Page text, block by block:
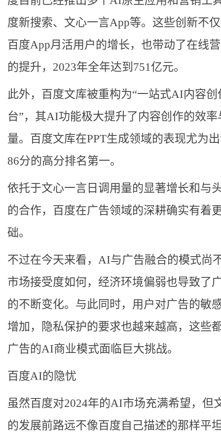
度新搜索、文心一言App等。这些创新不
百度App月活用户的增长，也带动了在线
的提升，2023年全年达到751亿元。
此外，百度文库被重构为“一站式AI内容创
台”，其AI功能极大提升了内容创作的效率
量。百度文库在PPT生成领域的表现尤为
86分的高分排名第一。
依托于文心一言日调用量的显著增长和与
的合作，百度在广告领域的深耕确实有着
础。
不过在今天来看，AI与广告融合的模式尚
市场接受度如何，经济环境偏弱也导致了
的不断变化。与此同时，用户对广告的敏
增加，隐私保护的要求也越来越高，这些
广告的AI商业模式面临巨大挑战。
百度AI的隐忧
虽然百度对2024年的AI市场充满希望，但
的发展前路远不像百度自己描述的那样平